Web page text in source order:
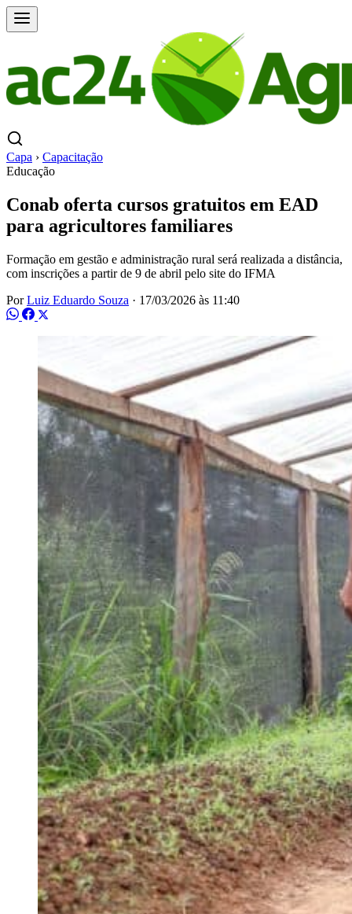
Capa › Capacitação
Educação
Conab oferta cursos gratuitos em EAD
para agricultores familiares
Formação em gestão e administração rural será realizada a distância,
com inscrições a partir de 9 de abril pelo site do IFMA
PorLuiz Eduardo Souza · 17/03/2026 às 11:40